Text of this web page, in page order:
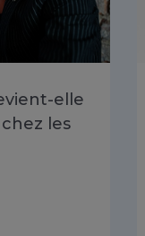
elle
les